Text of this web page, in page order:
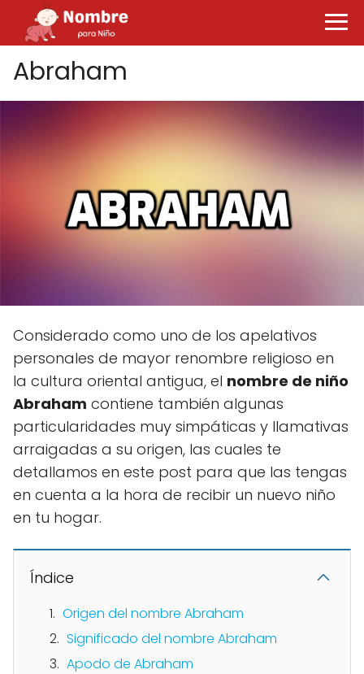
Abraham
Considerado como uno de los apelativos
personales de mayor renombre religioso en
la cultura oriental antigua, el nombre de niño
Abraham contiene también algunas
particularidades muy simpáticas y llamativas
arraigadas a su origen, las cuales te
detallamos en este post para que las tengas
en cuenta a la hora de recibir un nuevo niño
en tu hogar.
Índice
Origen del nombre Abraham
Significado del nombre Abraham
Apodo de Abraham